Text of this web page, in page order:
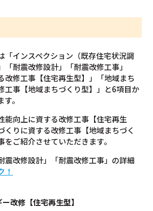
「インスペクション（既存住宅状況調
「耐震改修設計」「耐震改修工事」
改修工事【住宅再生型】」「地域まち
工事【地域まちづくり型】」と6項目か
。
能向上に資する改修工事【住宅再生
くりに資する改修工事【地域まちづく
をご紹介させていただきます。
震改修設計」「耐震改修工事」の詳細
！
改修【住宅再生型】